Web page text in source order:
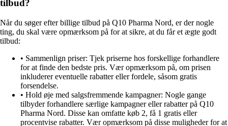
tilbud?
Når du søger efter billige tilbud på Q10 Pharma Nord, er der nogle
ting, du skal være opmærksom på for at sikre, at du får et ægte godt
tilbud:
• Sammenlign priser: Tjek priserne hos forskellige forhandlere
for at finde den bedste pris. Vær opmærksom på, om prisen
inkluderer eventuelle rabatter eller fordele, såsom gratis
forsendelse.
• Hold øje med salgsfremmende kampagner: Nogle gange
tilbyder forhandlere særlige kampagner eller rabatter på Q10
Pharma Nord. Disse kan omfatte køb 2, få 1 gratis eller
procentvise rabatter. Vær opmærksom på disse muligheder for at